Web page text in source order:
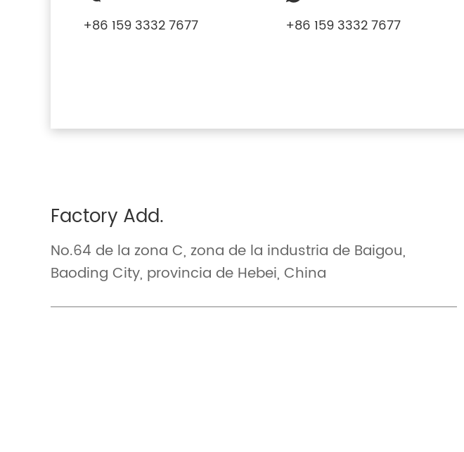
+86 159 3332 7677 +86 159 3332 7677
Factory Add.
No.64 de la zona C, zona de la industria de Baigou,
Baoding City, provincia de Hebei, China